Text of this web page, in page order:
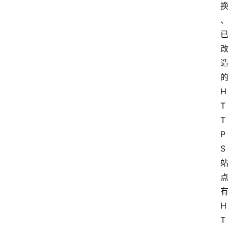
换
、
已
改
造
的
H
T
T
P
S
站
点
有
H
T